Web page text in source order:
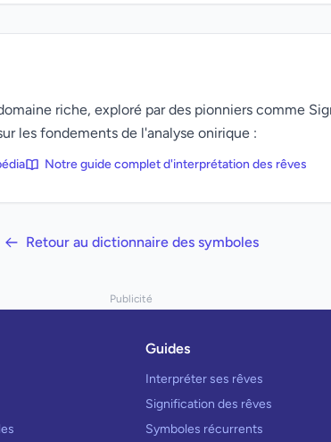
riche, exploré par des pionniers comme
les fondements de l'analyse onirique :
Notre guide complet d'interprétation des rêves
Retour au dictionnaire des symboles
Publicité
Guides
Interpréter ses rêves
Signification des rêves
Symboles récurrents